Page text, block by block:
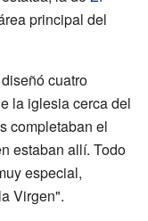
principal del
cuatro
la iglesia cerca del
completaban el
estaban allí. Todo
especial,
Virgen".